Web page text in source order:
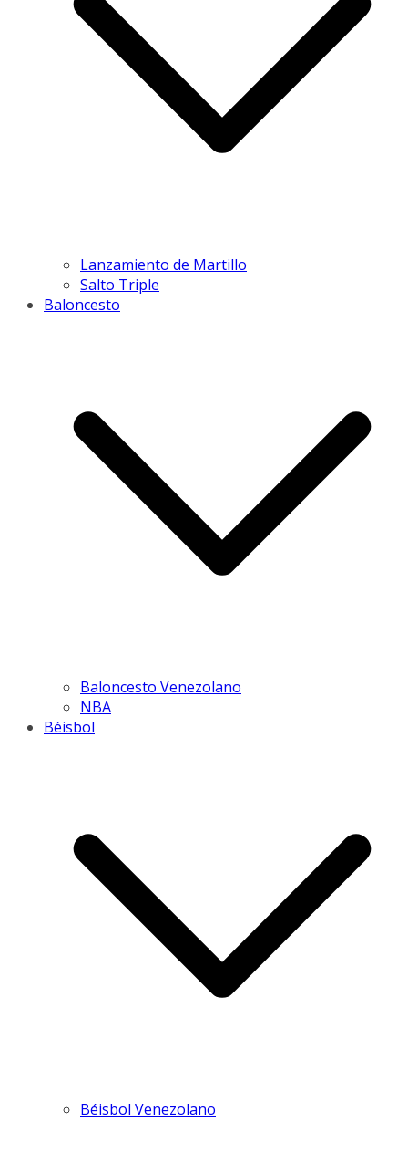
Lanzamiento de Martillo
Salto Triple
Baloncesto
Baloncesto Venezolano
NBA
Béisbol
Béisbol Venezolano